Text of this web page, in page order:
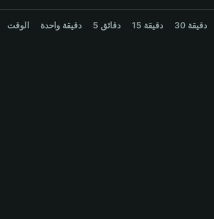
繁體中文
BIO Price Chart
الوقت دقيقة واحدة 5 دقائق 15 دقيقة 30 دقيقة